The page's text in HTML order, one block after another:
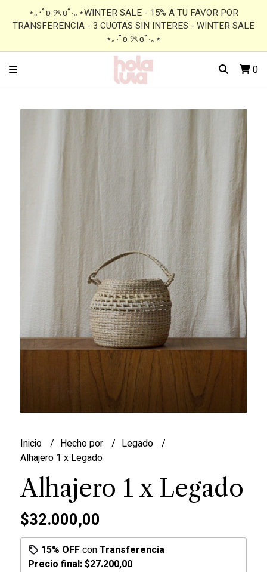
⋆｡‧˚ʚ ୨ৎ ɞ˚‧｡⋆WINTER SALE - 15% A TU FAVOR POR
TRANSFERENCIA - 3 CUOTAS SIN INTERES - WINTER SALE
⋆｡‧˚ʚ ୨ৎ ɞ˚‧｡⋆
0
Inicio Hecho por
Legado
Alhajero 1 x Legado
Alhajero 1 x Legado
$32.000,00
15% OFFconTransferencia
Precio final:$27.200,00